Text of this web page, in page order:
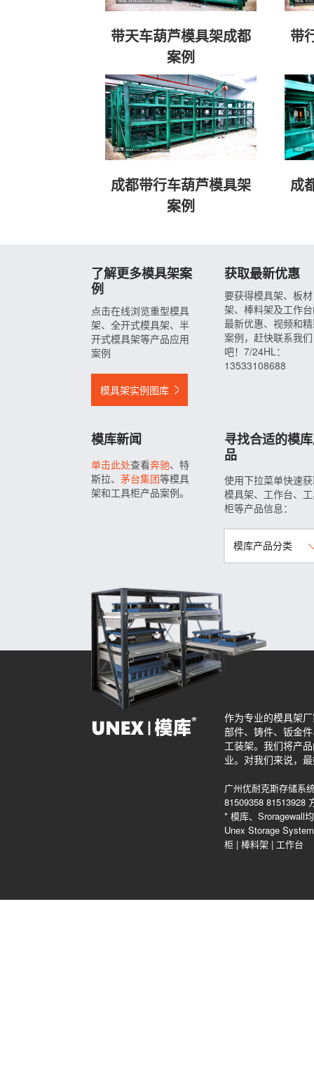
带天车葫芦模具架成都
案例
带
成都带行车葫芦模具架
案例
成
了解更多模具架案
例
点击在线浏览重型模具
架、全开式模具架、半
开式模具架等产品应用
案例
模具架实例图库
获取最新优惠
要获得模具架、板材
架、棒料架及工作
最新优惠、视频和
案例，赶快联系我们
吧！7/24HL：
13533108688
模库新闻
单击此处查看奔驰、特
斯拉、 茅台集团等模具
架和工具柜产品案例。
寻找合适的模
品
使用下拉菜单快速
模具架、工作台、
柜等产品信息：
模库产品分类
作为专业的模具架
部件、铸件、钣金
工装架。我们将产
业。对我们来说，
广州优耐克斯存储系
81509358 81513928
* 模库、Sroragewall
Unex Storage
柜 | 棒料架 | 工作台